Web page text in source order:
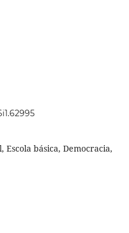
Escola básica, Democracia,